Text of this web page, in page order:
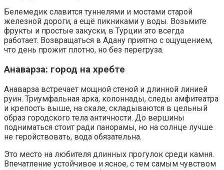
Белемедик славится туннелями и мостами старой
железной дороги, а ещё пикниками у воды. Возьмите
фрукты и простые закуски, в Турции это всегда
работает. Возвращаться в Адану приятно с ощущением,
что день прожит плотно, но без перегруза.
Анаварза: город на хребте
Анаварза встречает мощной стеной и длинной линией
руин. Триумфальная арка, колоннады, следы амфитеатра
и крепость выше, на скале, складываются в цельный
образ городского тела античности. До вершины
подниматься стоит ради панорамы, но на солнце лучше
не геройствовать, вода обязательна.
Это место на любителя длинных прогулок среди камня.
Впечатление устойчивое и ясное, с тем самым чувством